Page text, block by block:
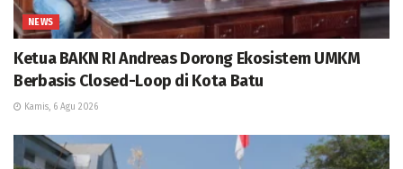
NEWS
Ketua BAKN RI Andreas Dorong Ekosistem UMKM
Berbasis Closed-Loop di Kota Batu
Kamis, 6 Agu 2026